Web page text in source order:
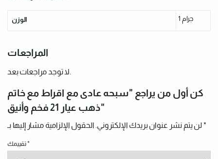
الوزن 1 جرام
المراجعات
لا توجد مراجعات بعد.
كن أول من يراجع "سبحه عادى مع اقراط مع خاتم
ذهب عيار 21 فخم وأنيق"
لن يتم نشر عنوان بريدك الإلكتروني.الحقول الإلزامية مشار إليها بـ*
*